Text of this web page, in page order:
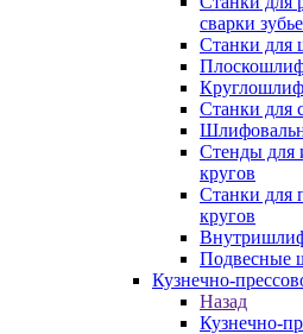
сварки
Станки для
Станки для
Стенды для
кругов
Станки для
кругов
Подвесные
Кузнечно-
Назад
Кузнечно-